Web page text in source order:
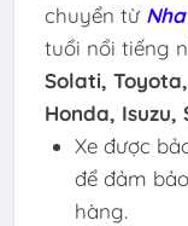
chuyển từ
tuổi nổi tiếng
Solati,
Honda, Isuzu,
Xe được
để đảm
hàng.